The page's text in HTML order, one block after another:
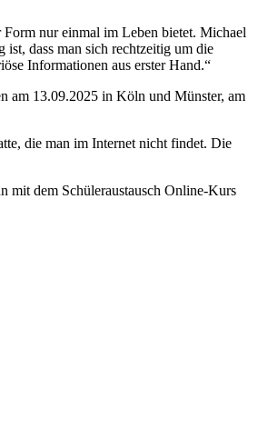
nur einmal im Leben bietet. Michael
dass man sich rechtzeitig um die
Informationen aus erster Hand.“
am 13.09.2025 in Köln und Münster, am
die man im Internet nicht findet. Die
mit dem Schüleraustausch Online-Kurs